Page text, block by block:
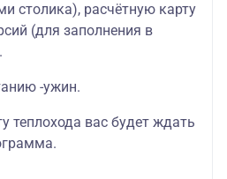
столика), расчётную карту
(для заполнения в
-ужин.
теплохода вас будет ждать